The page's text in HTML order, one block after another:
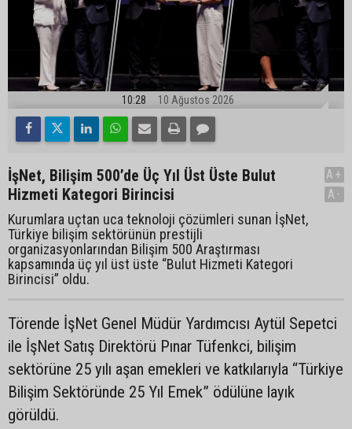
10:28 10 Ağustos 2026
İşNet, Bilişim 500’de Üç Yıl Üst Üste Bulut
Hizmeti Kategori Birincisi
Kurumlara uçtan uca teknoloji çözümleri sunan İşNet,
Türkiye bilişim sektörünün prestijli
organizasyonlarından Bilişim 500 Araştırması
kapsamında üç yıl üst üste “Bulut Hizmeti Kategori
Birincisi” oldu.
A+
A-
Törende İşNet Genel Müdür Yardımcısı Aytül Sepetci
ile İşNet Satış Direktörü Pınar Tüfenkci, bilişim
sektörüne 25 yılı aşan emekleri ve katkılarıyla “Türkiye
Bilişim Sektöründe 25 Yıl Emek” ödülüne layık
görüldü.